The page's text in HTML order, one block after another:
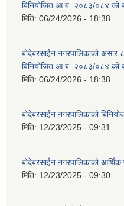
बिनियोजित आ.ब. २०८३/०८४ को
मिति: 06/24/2026 - 18:38
बोदेबरसाईन नगरपालिकाको
बिनियोजित आ.ब. २०८३/०८४ को
मिति: 06/24/2026 - 18:38
बोदेबरसाईन नगरपालिकाको
मिति: 12/23/2025 - 09:31
बोदेबरसाईन नगरपालिकाको
मिति: 12/23/2025 - 09:30